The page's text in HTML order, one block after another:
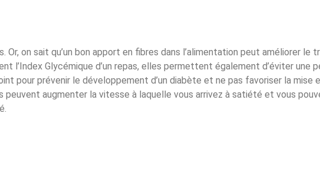
on sait qu’un bon apport en fibres dans l’alimentation peut améliorer le
l’Index Glycémique d’un repas, elles permettent également d’éviter une
pour prévenir le développement d’un diabète et ne pas favoriser la mise
augmenter la vitesse à laquelle vous arrivez à satiété et vous